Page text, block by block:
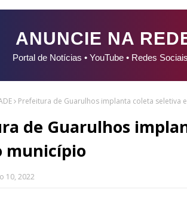
ANUNCIE NA
Portal de Notícias • YouTube • Redes
Prefeitura de Guarulhos implanta coleta seletiva
de Guarulhos
município
10, 2022